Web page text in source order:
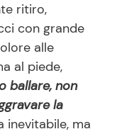
ritiro,
con grande
alle
al piede,
ballare, non
la
inevitabile, ma